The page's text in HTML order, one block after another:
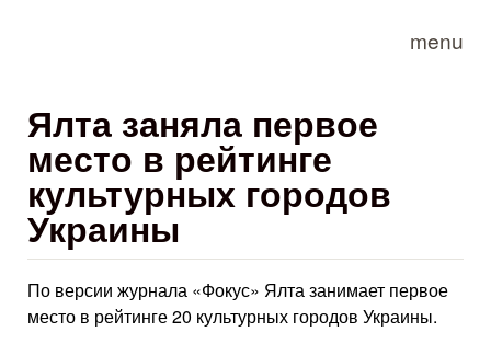
menu
Ялта заняла первое
место в рейтинге
культурных городов
Украины
По версии журнала «Фокус» Ялта занимает первое
место в рейтинге 20 культурных городов Украины.